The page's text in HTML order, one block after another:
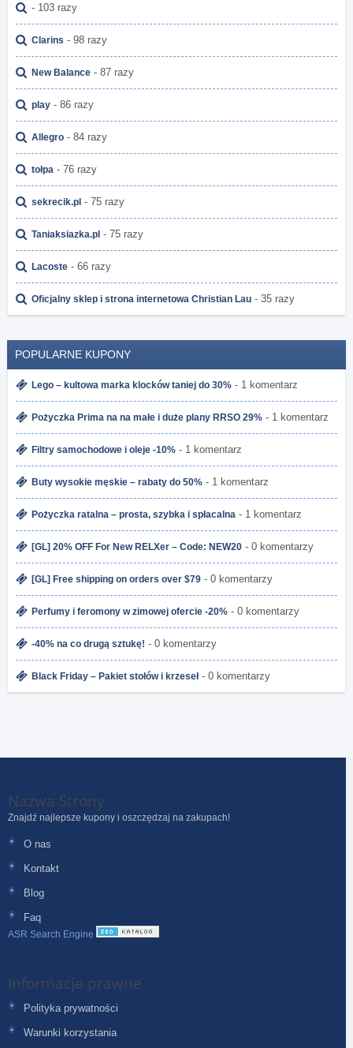
- 103 razy
Clarins - 98 razy
New Balance - 87 razy
play - 86 razy
Allegro - 84 razy
tołpa - 76 razy
sekrecik.pl - 75 razy
Taniaksiazka.pl - 75 razy
Lacoste - 66 razy
Oficjalny sklep i strona internetowa Christian Lau - 35 razy
POPULARNE KUPONY
Lego – kultowa marka klocków taniej do 30% - 1 komentarz
Pożyczka Prima na na małe i duże plany RRSO 29% - 1 komentarz
Filtry samochodowe i oleje -10% - 1 komentarz
Buty wysokie męskie – rabaty do 50% - 1 komentarz
Pożyczka ratalna – prosta, szybka i spłacalna - 1 komentarz
[GL] 20% OFF For New RELXer – Code: NEW20 - 0 komentarzy
[GL] Free shipping on orders over $79 - 0 komentarzy
Perfumy i feromony w zimowej ofercie -20% - 0 komentarzy
-40% na co drugą sztukę! - 0 komentarzy
Black Friday – Pakiet stołów i krzeseł- 0 komentarzy
Nazwa Strony
Znajdź najlepsze kupony i oszczędzaj na zakupach!
O nas
Kontakt
Blog
Faq
ASR Search Engine
Informacje prawne
Polityka prywatności
Warunki korzystania